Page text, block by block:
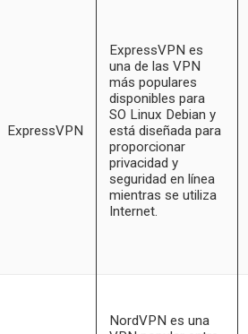
ExpressVPN
ExpressVPN es
una de las VPN
más populares
disponibles para
SO Linux Debian y
está diseñada para
proporcionar
privacidad y
seguridad en línea
mientras se utiliza
Internet.
NordVPN es una